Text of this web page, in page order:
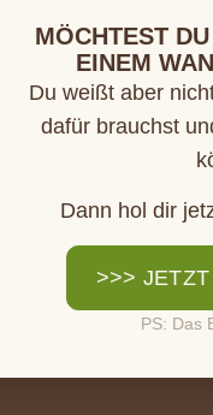
MÖCHTEST
EINEM
Du weißt aber
dafür brauchst
Dann hol dir
>>>
PS: Das